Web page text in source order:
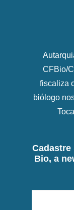
CFBio/
fiscaliza
biólogo
Cadastre
Bio, a